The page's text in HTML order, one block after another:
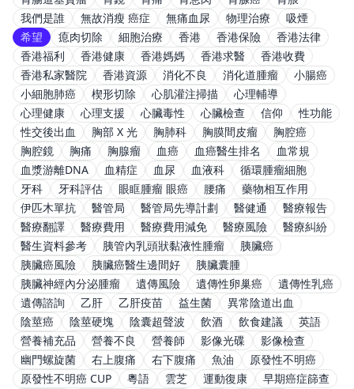
我們是誰
無故消瘦 癌症 無痛血尿 物理治療
吸煙
希望
瘜肉切除 細胞治療 香港 香港保險
香港法律
香港福利
香港健康 香港媽媽 香港求醫
香港收費
香港私家醫院
香港資源 消化不良 消化道腫瘤
小腸癌
小細胞肺癌
楔形切除 心肌灌注掃描
心理輔導
心理健康
心理支援 心臟毒性 心臟檢查 信仰
性功能
性交後出血
胸部 X 光 胸肺科 胸膜間皮瘤
胸腔癌
胸腔鏡
胸痛 胸腺瘤 血癌 血癌醫生排名
血常規
血漿游離DNA
血精症 血尿 血液科
循環腫瘤細胞
牙科
牙科評估 眼眶腫瘤 眼癌 腰痛
藥物相互作用
伊匹木單抗
醫管局 醫管局先導計劃 醫健通
醫療報告
醫療翻譯
醫療費用 醫療費用減免 醫療風險
醫療糾紛
醫生資料參考
胰管內乳頭狀黏液性腫瘤
胰臟癌
胰臟癌風險
胰臟癌醫生邊間好
胰臟囊腫
胰臟神經內分泌腫瘤
遺傳風險 遺傳性卵巢癌
遺傳性乳癌
遺傳諮詢
乙肝 乙肝疫苗 益生菌
異常陰道出血
陰莖癌
陰莖硬塊 陰囊超聲波 飲酒 飲食建議
英語
營養補充品
營養不良 營養師 影像光碟
影像檢查
幽門螺旋菌
右上腹痛 右下腹痛 魚油
原發性不明癌
原發性不明癌 CUP
粵語 雲芝 運動復康
早期癌症篩查